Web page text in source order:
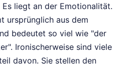
liegt an der Emotionalität.
ursprünglich aus dem
bedeutet so viel wie "der
Ironischerweise sind viele
davon. Sie stellen den